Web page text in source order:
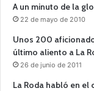
A un minuto de la
22 de mayo de 2010
Unos 200
último aliento a La
26 de junio de 2011
La Roda habló en el